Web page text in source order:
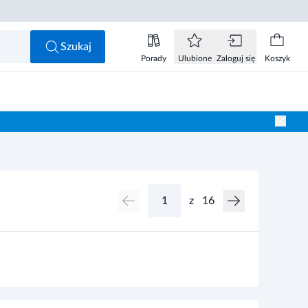
Szukaj
Porady Ulubione Zaloguj się Koszyk
z 16